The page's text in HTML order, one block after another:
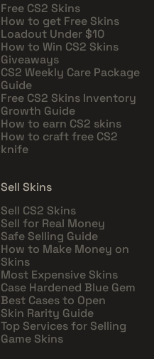
Free CS2 Skins
How to get Free Skins
Loadout Under $10
How to Win CS2 Skins
Giveaways
CS2 Weekly Care Package
Guide
Free CS2 Skins Inventory
Growth Guide
How to earn CS2 skins
How to craft free CS2
knife
Sell Skins
Sell CS2 Skins
Sell for Real Money
Safe Selling Guide
How to Make Money on
Skins
Most Expensive Skins
Case Hardened Blue Gem
Best Cases to Open
Skin Rarity Guide
Top Services for Selling
Game Skins